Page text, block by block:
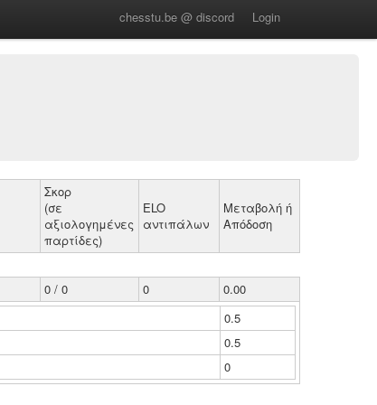
chesstu.be @ discord Login
Σκορ
(σε
αξιολογημένες
παρτίδες)
ELO
αντιπάλων
Μεταβολή ή
Απόδοση
0 / 0 0
0.00
0.5
0.5
0